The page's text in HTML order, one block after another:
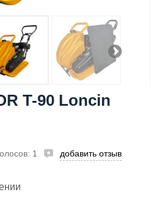
T-90 Loncin
1 добавить отзыв
персональных данных
о поступлении руб
персональных данных